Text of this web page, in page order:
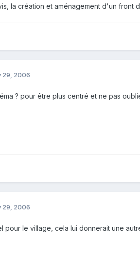
la création et aménagement d'un front
29, 2006
? pour être plus centré et ne pas
29, 2006
pour le village, cela lui donnerait une